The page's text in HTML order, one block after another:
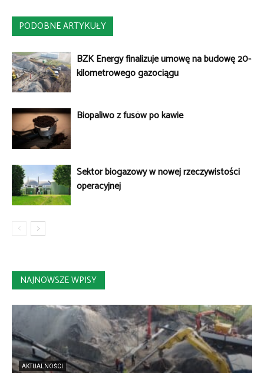
PODOBNE ARTYKUŁY
BZK Energy finalizuje umowę na budowę 20-
kilometrowego gazociągu
Biopaliwo z fusów po kawie
Sektor biogazowy w nowej rzeczywistości
operacyjnej
NAJNOWSZE WPISY
AKTUALNOŚCI